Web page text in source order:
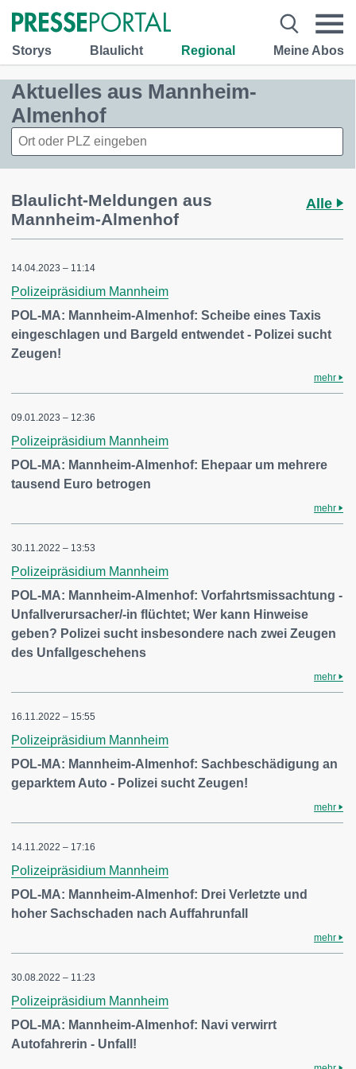
Storys Blaulicht Regional Meine Abos
Aktuelles aus Mannheim-
Almenhof
Blaulicht-Meldungen aus
Mannheim-Almenhof
Alle
14.04.2023 – 11:14
Polizeipräsidium Mannheim
POL-MA: Mannheim-Almenhof: Scheibe eines Taxis
eingeschlagen und Bargeld entwendet - Polizei sucht
Zeugen!
mehr
09.01.2023 – 12:36
Polizeipräsidium Mannheim
POL-MA: Mannheim-Almenhof: Ehepaar um mehrere
tausend Euro betrogen
mehr
30.11.2022 – 13:53
Polizeipräsidium Mannheim
POL-MA: Mannheim-Almenhof: Vorfahrtsmissachtung -
Unfallverursacher/-in flüchtet; Wer kann Hinweise
geben? Polizei sucht insbesondere nach zwei Zeugen
des Unfallgeschehens
mehr
16.11.2022 – 15:55
Polizeipräsidium Mannheim
POL-MA: Mannheim-Almenhof: Sachbeschädigung an
geparktem Auto - Polizei sucht Zeugen!
mehr
14.11.2022 – 17:16
Polizeipräsidium Mannheim
POL-MA: Mannheim-Almenhof: Drei Verletzte und
hoher Sachschaden nach Auffahrunfall
mehr
30.08.2022 – 11:23
Polizeipräsidium Mannheim
POL-MA: Mannheim-Almenhof: Navi verwirrt
Autofahrerin - Unfall!